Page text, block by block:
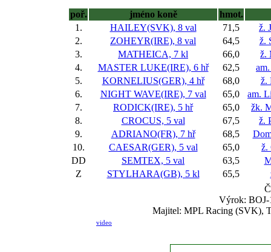
poř. jméno koně
hmot.
1.
HAILEY(SVK), 8 val 71,5
ž.
2.
ZOHEYR(IRE), 8 val 64,5
ž.
3.
MATHEICA, 7 kl 66,0
ž.
4.
MASTER LUKE(IRE), 6 hř 62,5
5.
KORNELIUS(GER), 4 hř 68,0
ž.
6.
NIGHT WAVE(IRE), 7 val 65,0
am.
7.
RODICK(IRE), 5 hř 65,0
žk.
8.
CROCUS, 5 val 67,5
ž.
9.
ADRIANO(FR), 7 hř 68,5
10.
CAESAR(GER), 5 val 65,0
ž.
DD
SEMTEX, 5 val 63,5
Z
STYLHARA(GB), 5 kl 65,5
Výrok: BOJ-
Majitel: MPL Racing (SVK),
video